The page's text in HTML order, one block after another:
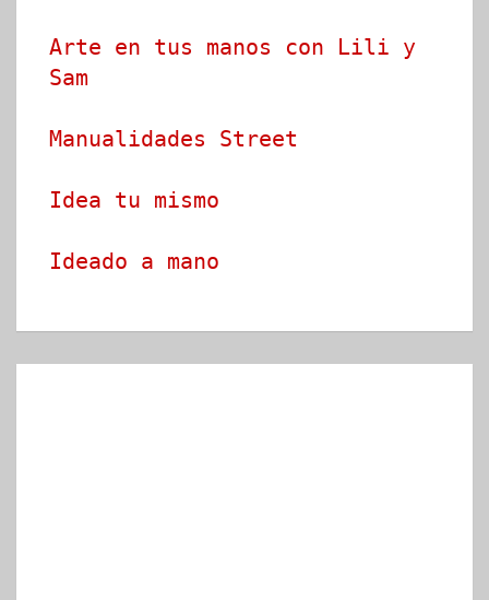
Arte en tus manos con Lili y
Sam
Manualidades Street
Idea tu mismo
Ideado a mano